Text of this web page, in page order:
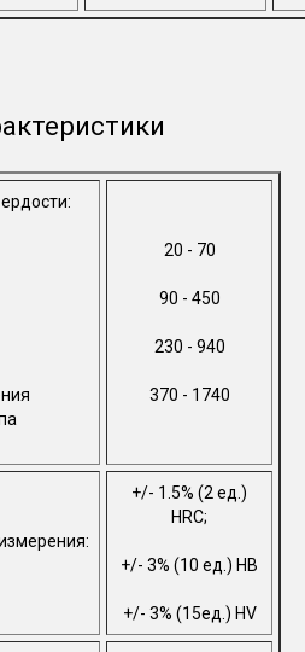
20 - 70
90 - 450
230 - 940
370 - 1740
+/- 1.5% (2 ед.)
HRC;
+/- 3% (10 ед.) HB
+/- 3% (15ед.) HV